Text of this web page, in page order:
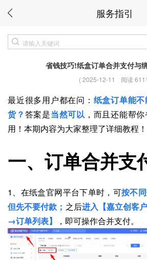
服务指引
省钱技巧!纸盒订单合并支付与
(2025-12-11 阅读 6111
最近很多用户都在问： 纸盒订单能
货？答案是当然可以 ，而且还能帮
用！本期内容为大家整理了详细教程
一、订单合并支
1、在纸盒官网平台下单时，可按不
但先不要付款； 之后进入【嘉立创客
→订单列表】
，即可操作合并支付。